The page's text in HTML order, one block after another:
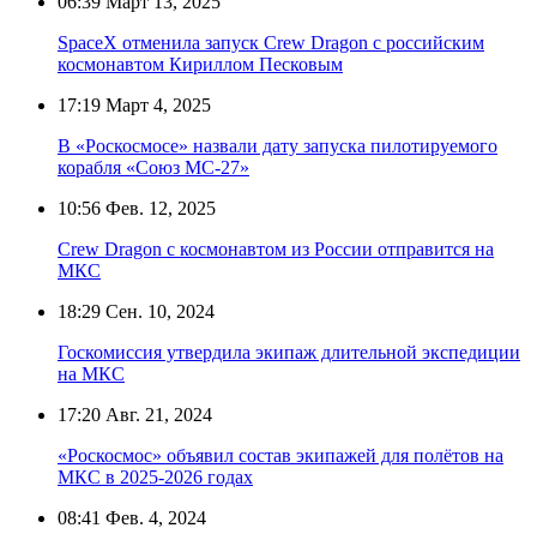
SpaceX отменила запуск Crew Dragon с российским
космонавтом Кириллом Песковым
17:19 Март 4, 2025
В «Роскосмосе» назвали дату запуска пилотируемого
корабля «Союз МС-27»
10:56 Фев. 12, 2025
Crew Dragon с космонавтом из России отправится на
МКС
18:29 Сен. 10, 2024
Госкомиссия утвердила экипаж длительной экспедиции
на МКС
17:20 Авг. 21, 2024
«Роскосмос» объявил состав экипажей для полётов на
МКС в 2025-2026 годах
08:41 Фев. 4, 2024